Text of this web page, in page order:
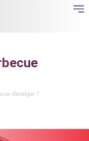
électrique ?